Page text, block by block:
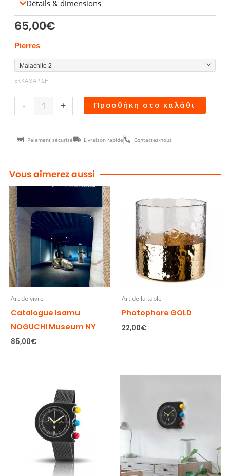
Détails & dimensions
65,00€
Pierres
ΕΚΚΑΘΆΡΙΣΗ
-
BOUCLES
OREILLES
TRESOR
ποσότητα
+ Προσθήκη στο καλάθι
Paiement sécurisé Livraison rapide Contactez-nous
Vous aimerez aussi
Art de vivre
Catalogue Isamu
NOGUCHI Museum NY
85,00€
Art de la table
Photophore GOLD
22,00€